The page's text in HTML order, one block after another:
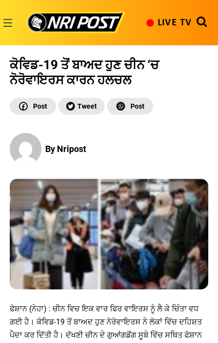
content
LIVE TV
ਕੋਵਿਡ-19 ਤੋਂ ਬਾਅਦ ਹੁਣ ਚੀਨ ‘ਚ
ਨੋਰੋਵਾਇਰਸ ਕਾਰਨ ਹਲਚਲ
By Nripost
ਫੋਸ਼ਾਨ (ਨੇਹਾ) : ਚੀਨ ਵਿਚ ਇਕ ਵਾਰ ਫਿਰ ਵਾਇਰਸ ਨੂੰ ਲੈ ਕੇ ਚਿੰਤਾ ਵਧ
ਗਈ ਹੈ। ਕੋਵਿਡ-19 ਤੋਂ ਬਾਅਦ ਹੁਣ ਨੋਰੋਵਾਇਰਸ ਨੇ ਲੋਕਾਂ ਵਿੱਚ ਦਹਿਸ਼ਤ
ਪੈਦਾ ਕਰ ਦਿੱਤੀ ਹੈ। ਦੱਖਣੀ ਚੀਨ ਦੇ ਗੁਆਂਗਡੋਂਗ ਸੂਬੇ ਵਿੱਚ ਸਥਿਤ ਫੋਸ਼ਾਨ